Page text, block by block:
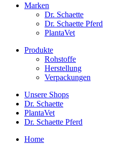
Marken
Dr. Schaette
Dr. Schaette Pferd
PlantaVet
Produkte
Rohstoffe
Herstellung
Verpackungen
Unsere Shops
Dr. Schaette
PlantaVet
Dr. Schaette Pferd
Home